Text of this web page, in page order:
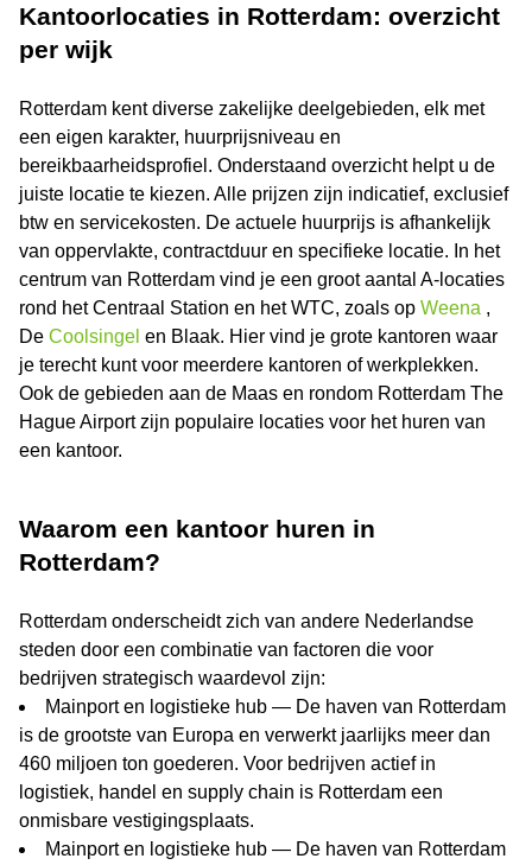
Kantoorlocaties in Rotterdam: overzicht
per wijk
Rotterdam kent diverse zakelijke deelgebieden, elk met
een eigen karakter, huurprijsniveau en
bereikbaarheidsprofiel. Onderstaand overzicht helpt u de
juiste locatie te kiezen. Alle prijzen zijn indicatief, exclusief
btw en servicekosten. De actuele huurprijs is afhankelijk
van oppervlakte, contractduur en specifieke locatie. In het
centrum van Rotterdam vind je een groot aantal A-locaties
rond het Centraal Station en het WTC, zoals op Weena ,
De Coolsingel en Blaak. Hier vind je grote kantoren waar
je terecht kunt voor meerdere kantoren of werkplekken.
Ook de gebieden aan de Maas en rondom Rotterdam The
Hague Airport zijn populaire locaties voor het huren van
een kantoor.
Waarom een kantoor huren in
Rotterdam?
Rotterdam onderscheidt zich van andere Nederlandse
steden door een combinatie van factoren die voor
bedrijven strategisch waardevol zijn:
Mainport en logistieke hub — De haven van Rotterdam
is de grootste van Europa en verwerkt jaarlijks meer dan
460 miljoen ton goederen. Voor bedrijven actief in
logistiek, handel en supply chain is Rotterdam een
onmisbare vestigingsplaats.
Mainport en logistieke hub — De haven van Rotterdam